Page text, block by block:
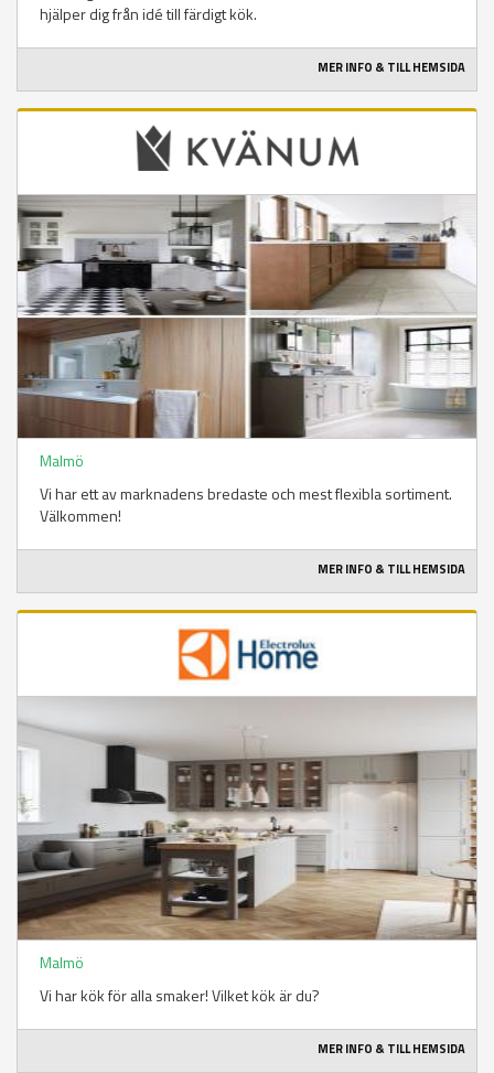
hjälper dig från idé till färdigt kök.
MER INFO & TILL HEMSIDA
Malmö
Vi har ett av marknadens bredaste och mest flexibla sortiment.
Välkommen!
MER INFO & TILL HEMSIDA
Malmö
Vi har kök för alla smaker! Vilket kök är du?
MER INFO & TILL HEMSIDA